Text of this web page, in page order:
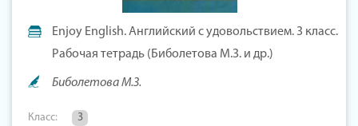
Enjoy English. Английский с удовольствием. 3 класс.
Рабочая тетрадь (Биболетова М.З. и др.)
Биболетова М.З.
Класс: 3